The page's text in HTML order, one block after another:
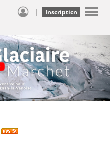
| Inscription